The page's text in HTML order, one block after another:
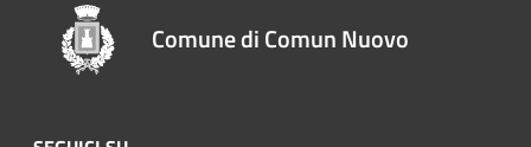
Comune di Comun Nuovo